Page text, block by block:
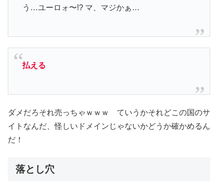
う…ユーロォ〜!? マ、マジかぁ…
払える
ダメだろそれ売っちゃｗｗｗ ていうかそれどこの国のサ
イトなんだ、怪しいドメインじゃないかどうか確かめるん
だ！
落とし穴